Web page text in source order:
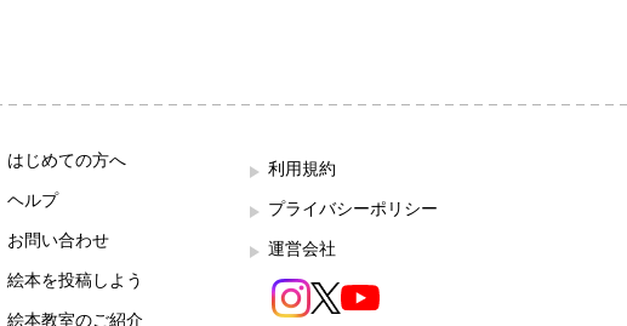
はじめての方へ
ヘルプ
お問い合わせ
絵本を投稿しよう
絵本教室のご紹介
利用規約
プライバシーポリシー
運営会社